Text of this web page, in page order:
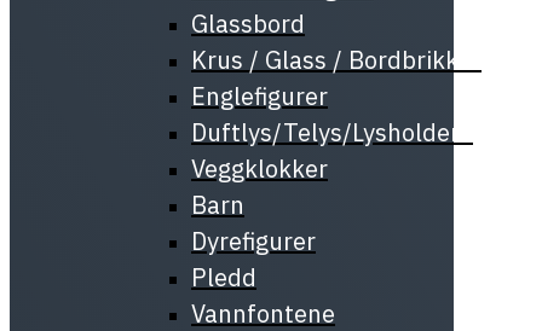
Glassbord
Krus / Glass / Bordbrikker
Englefigurer
Duftlys/Telys/Lysholdere
Veggklokker
Barn
Dyrefigurer
Pledd
Vannfontene